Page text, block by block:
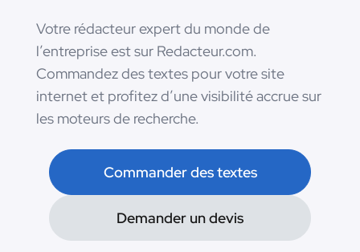
Votre rédacteur expert du monde de
l’entreprise est sur Redacteur.com.
Commandez des textes pour votre site
internet et profitez d’une visibilité accrue sur
les moteurs de recherche.
Commander des textes
Demander un devis